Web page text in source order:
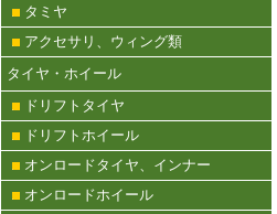
タミヤ
アクセサリ、ウィング類
タイヤ・ホイール
ドリフトタイヤ
ドリフトホイール
オンロードタイヤ、インナー
オンロードホイール